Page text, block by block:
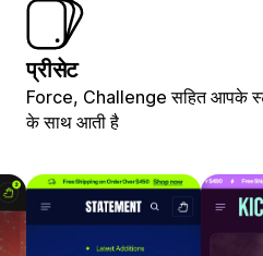
प्रीसेट
Force, Challenge सहित आपके
के साथ आती है